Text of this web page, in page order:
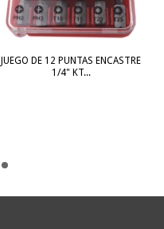
JUEGO DE 12 PUNTAS ENCASTRE
1/4" KT...